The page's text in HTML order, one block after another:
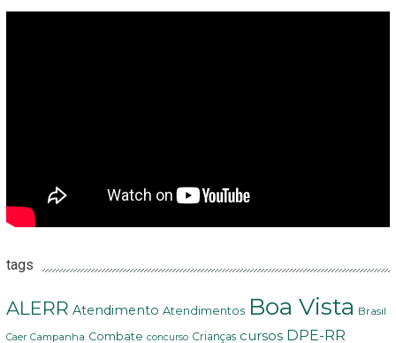
tags
ALERR Atendimento Atendimentos Boa Vista Brasil
Caer Campanha Combate concurso Crianças cursos DPE-RR